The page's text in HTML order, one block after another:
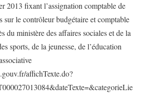
2013 fixant l’assignation comptable de
sur le contrôleur budgétaire et comptable
du ministère des affaires sociales et de la
sports, de la jeunesse, de l’éducation
affichTexte.do?